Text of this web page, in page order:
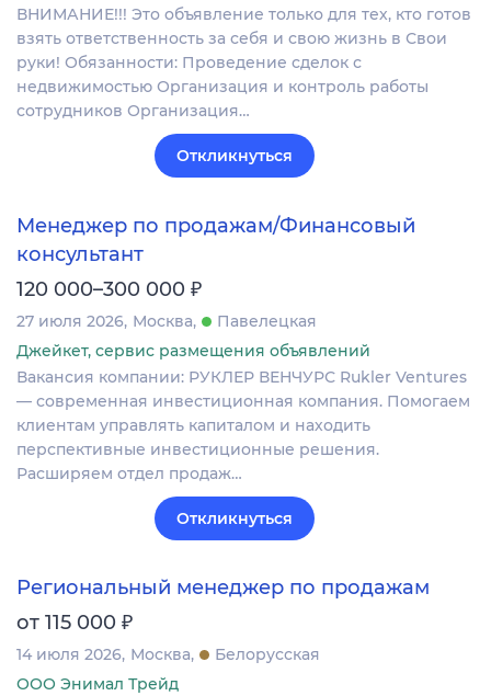
ВНИМАНИЕ!!! Это объявление только для тех, кто готов
взять ответственность за себя и свою жизнь в Свои
руки! Обязанности: Проведение сделок с
недвижимостью Организация и контроль работы
сотрудников Организация…
Откликнуться
Менеджер по продажам/Финансовый
консультант
120 000–300 000 ₽
27 июля 2026 Москва
Павелецкая
Джейкет, сервис размещения объявлений
Вакансия компании: РУКЛЕР ВЕНЧУРС Rukler Ventures
— современная инвестиционная компания. Помогаем
клиентам управлять капиталом и находить
перспективные инвестиционные решения.
Расширяем отдел продаж…
Откликнуться
Региональный менеджер по продажам
от 115 000 ₽
14 июля 2026 Москва
Белорусская
ООО Энимал Трейд